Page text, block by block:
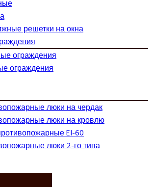
решетки на окна
ограждения
ограждения
люки на чердак
люки на кровлю
EI-60
люки 2-го типа